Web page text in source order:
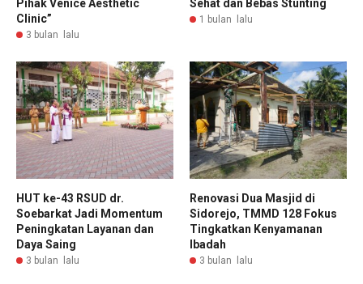
Pihak Venice Aesthetic
Clinic”
3 bulan lalu
Sehat dan Bebas Stunting
1 bulan lalu
HUT ke-43 RSUD dr.
Soebarkat Jadi Momentum
Peningkatan Layanan dan
Daya Saing
3 bulan lalu
Renovasi Dua Masjid di
Sidorejo, TMMD 128 Fokus
Tingkatkan Kenyamanan
Ibadah
3 bulan lalu